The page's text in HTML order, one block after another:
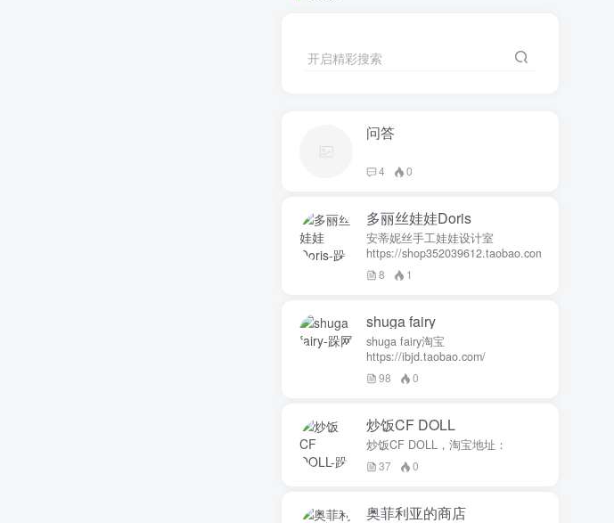
开启精彩搜索
问答
4 0
多丽丝娃娃Doris
安蒂妮丝手工娃娃设计室
https://shop352039612.taobao.com
8 1
shuga fairy
shuga fairy淘宝
https://ibjd.taobao.com/
98 0
炒饭CF DOLL
炒饭CF DOLL，淘宝地址：
37 0
奥菲利亚的商店